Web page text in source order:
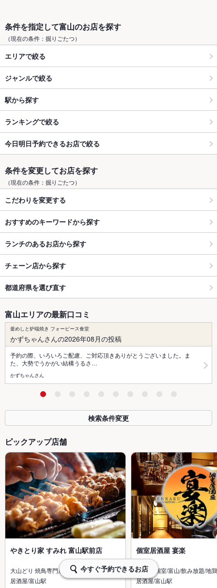
条件を指定して富山のお店を探す
（現在の条件：掘りごたつ）
エリアで絞る
ジャンルで絞る
駅から探す
ランキングで絞る
今日明日予約できるお店で絞る
条件を変更してお店を探す
（現在の条件：掘りごたつ）
こだわりを変更する
おすすめのキーワードから探す
ランチのあるお店から探す
チェーン店から探す
都道府県を選び直す
富山エリアの最新口コミ
釜めしと炉端焼き フォーピース食堂
かずちゃんさんの2026年08月の投稿
予約の際、いろいろご配慮、ご対応頂きありがとうございました。ま
た、大勢でうかがい結構うるさ…
かずちゃんさん
検索条件変更
ピックアップ店舗
やきとり家 すみれ 富山駅前店
大山どり 焼鳥専門店 居酒屋 飲み放…
居酒屋/富山駅
個室居酒屋 宴楽
居酒屋/個室/富山/飲み放題/地
居酒屋/富山駅
今すぐ予約できるお店